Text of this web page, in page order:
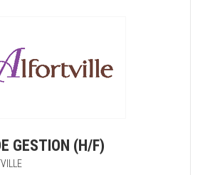
GESTION (H/F)